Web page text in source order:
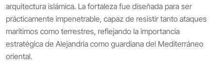
arquitectura islámica. La fortaleza fue diseñada para ser
prácticamente impenetrable, capaz de resistir tanto ataques
marítimos como terrestres, reflejando la importancia
estratégica de Alejandría como guardiana del Mediterráneo
oriental.